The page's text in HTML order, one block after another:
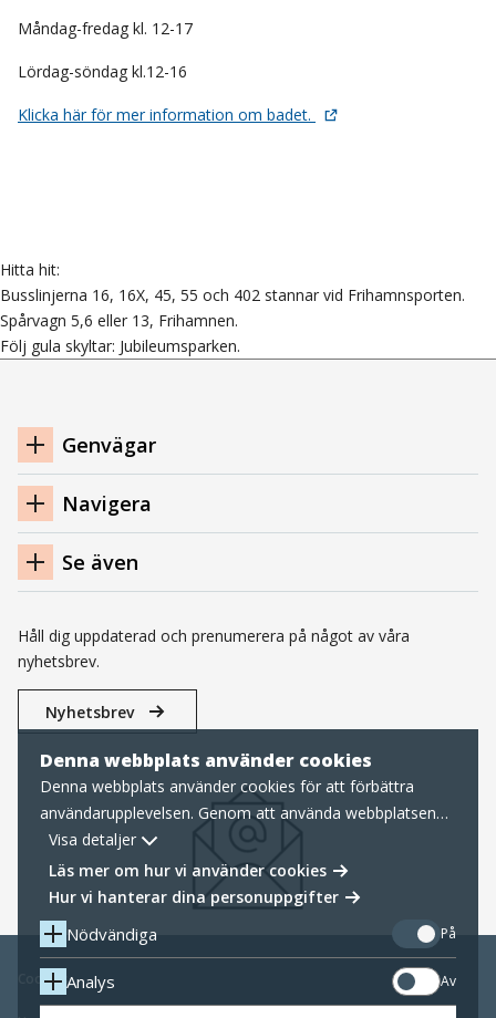
Denna webbplats använder cookies
Denna webbplats använder cookies för att förbättra
användarupplevelsen. Genom att använda webbplatsen
samtycker du till nödvändiga cookies, läs mer nedan om
hur vi hanterar cookies samt personuppgifter.
Visa detaljer
Läs mer om hur vi använder cookies
Hur vi hanterar dina personuppgifter
Nödvändiga På
Analys Av
Måndag-fredag kl. 12-17
Lördag-söndag kl.12-16
Klicka här för mer information om badet.
Hitta hit:
Busslinjerna 16, 16X, 45, 55 och 402 stannar vid Frihamnsporten.
Spårvagn 5,6 eller 13, Frihamnen.
Följ gula skyltar: Jubileumsparken.
Navigation
sidfot
Genvägar
Navigera
Se även
Håll dig uppdaterad och prenumerera på något av våra
nyhetsbrev.
Nyhetsbrev
Cookies